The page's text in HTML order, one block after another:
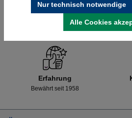
Schnelle Lieferung
Bundesweit
Erfahrung
Bewährt seit 1958
Nur technisch notwendige
Alle Cookies